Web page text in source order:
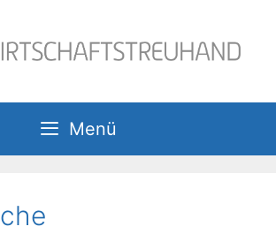
Menü